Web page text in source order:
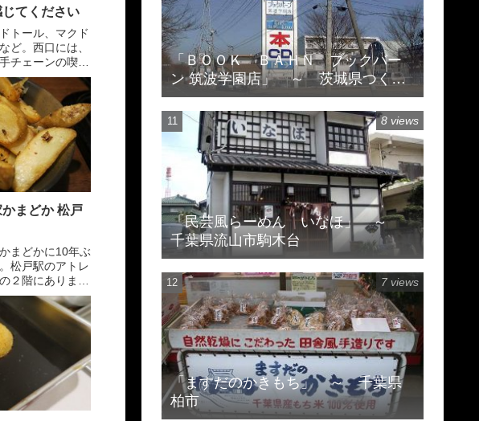
てください
トール、マクド
ど。西口には、
チェーンの喫茶
な中、昭和レ
な雰囲気の喫茶
す。松戸駅西口
通...
まどか 松戸
まどかに10年ぶ
松戸駅のアトレ
２階にありま
さんから「き
れる方はいらっ
なの初めて聞か
任...
「ＢＯＯＫ ＢＡＨＮ ブックバー
ン 筑波学園店」 ～ 茨城県つくば
市天久保 ※閉店してます
「民芸風らーめん いなほ」 ～
千葉県流山市駒木台
8 views
「ますだのかきもち」 ～ 千葉県
柏市
7 views